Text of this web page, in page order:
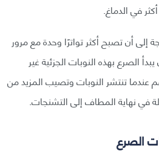
في الدماغ.
إلى أن تصبح أكثر تواترًا وحدة مع مرور
الصرع بهذه النوبات الجزئية غير
عندما تنتشر النوبات وتصيب المزيد من
في نهاية المطاف إلى التشنجات.
الصرع